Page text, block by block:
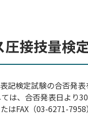
接技量検
記検定試験の合否発
は、合否発表日より
はFAX（03-6271-7958